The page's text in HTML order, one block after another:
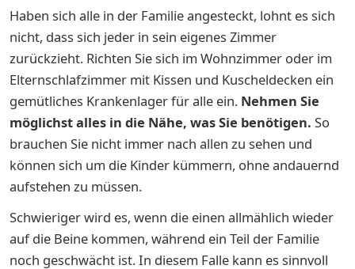
Haben sich alle in der Familie angesteckt, lohnt es sich
nicht, dass sich jeder in sein eigenes Zimmer
zurückzieht. Richten Sie sich im Wohnzimmer oder im
Elternschlafzimmer mit Kissen und Kuscheldecken ein
gemütliches Krankenlager für alle ein. Nehmen Sie
möglichst alles in die Nähe, was Sie benötigen. So
brauchen Sie nicht immer nach allen zu sehen und
können sich um die Kinder kümmern, ohne andauernd
aufstehen zu müssen.
Schwieriger wird es, wenn die einen allmählich wieder
auf die Beine kommen, während ein Teil der Familie
noch geschwächt ist. In diesem Falle kann es sinnvoll